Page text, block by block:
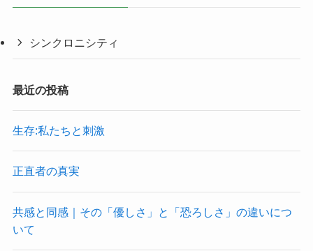
シンクロニシティ
最近の投稿
生存:私たちと刺激
正直者の真実
共感と同感｜その「優しさ」と「恐ろしさ」の違いにつ
いて